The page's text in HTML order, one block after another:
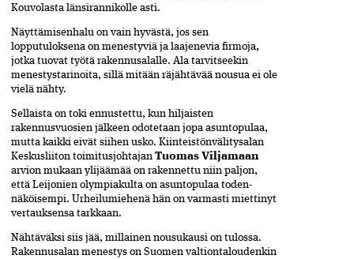
Kouvolasta länsirannikolle asti.
Näyttämisenhalu on vain hyvästä, jos sen
lopputuloksena on menestyviä ja laajenevia firmoja,
jotka tuovat työtä rakennusalalle. Ala tarvitseekin
menestystarinoita, sillä mitään räjähtävää nousua ei ole
vielä nähty.
Sellaista on toki ennustettu, kun hiljaisten
rakennusvuosien jälkeen odotetaan jopa asuntopulaa,
mutta kaikki eivät siihen usko. Kiinteistönvälitysalan
Keskusliiton toimitusjohtajan Tuomas Viljamaan
arvion mukaan ylijäämää on rakennettu niin paljon,
että Leijonien olympiakulta on asuntopulaa toden­
näköisempi. Urheilumiehenä hän on varmasti miettinyt
vertauksensa tarkkaan.
Nähtäväksi siis jää, millainen nousukausi on tulossa.
Rakennusalan menestys on Suomen valtiontaloudenkin